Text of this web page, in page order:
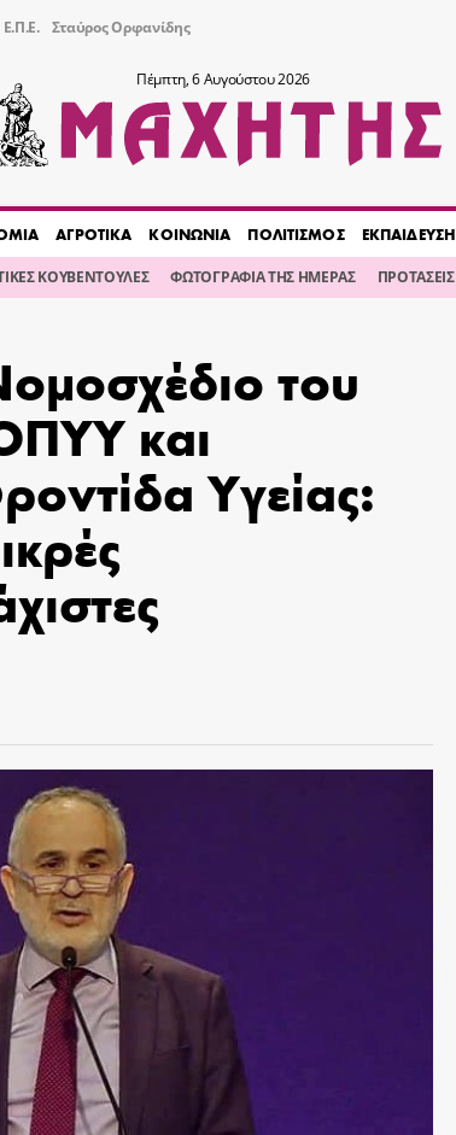
Σταύρος Ορφανίδης
Πέμπτη, 6 Αυγούστου 2026
ΑΓΡΟΤΙΚΑ ΚΟΙΝΩΝΙΑ ΠΟΛΙΤΙΣΜΟΣ ΕΚΠΑΙΔΕΥΣΗ
ΚΟΥΒΕΝΤΟΥΛΕΣ ΦΩΤΟΓΡΑΦΙΑ ΤΗΣ ΗΜΕΡΑΣ ΠΡΟΤΑΣΕΙΣ
του
και
Υγείας: